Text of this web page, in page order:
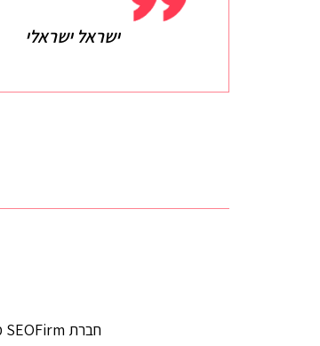
ישראל ישראלי
חברת SEOFirm מתמחה בשיווק דיגיטלי, והמומחים שלנו מלווים חברות וארגונים בתהליכי קידום האתרים שלהם לשווקים בינלאומיים.